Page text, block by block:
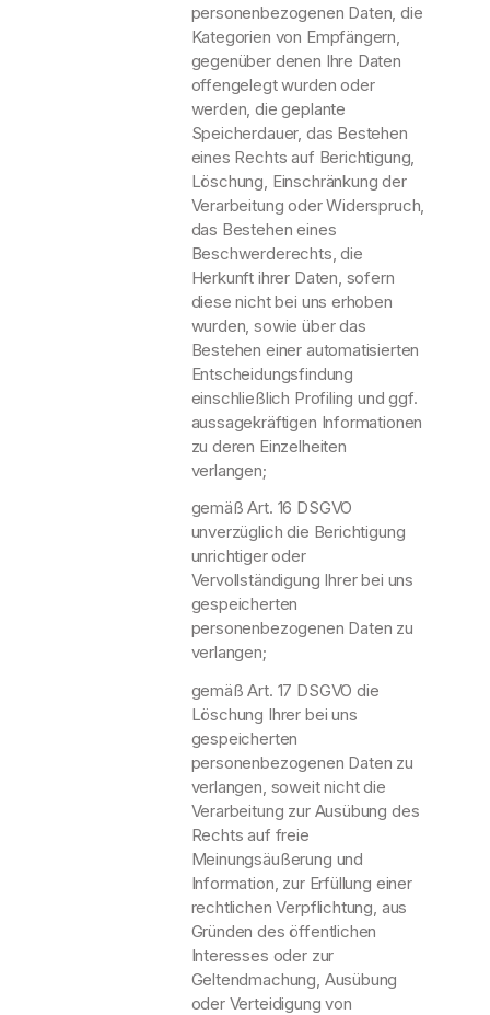
personenbezogenen Daten, die
Kategorien von Empfängern,
gegenüber denen Ihre Daten
offengelegt wurden oder
werden, die geplante
Speicherdauer, das Bestehen
eines Rechts auf Berichtigung,
Löschung, Einschränkung der
Verarbeitung oder Widerspruch,
das Bestehen eines
Beschwerderechts, die
Herkunft ihrer Daten, sofern
diese nicht bei uns erhoben
wurden, sowie über das
Bestehen einer automatisierten
Entscheidungsfindung
einschließlich Profiling und ggf.
aussagekräftigen Informationen
zu deren Einzelheiten
verlangen;
gemäß Art. 16 DSGVO
unverzüglich die Berichtigung
unrichtiger oder
Vervollständigung Ihrer bei uns
gespeicherten
personenbezogenen Daten zu
verlangen;
gemäß Art. 17 DSGVO die
Löschung Ihrer bei uns
gespeicherten
personenbezogenen Daten zu
verlangen, soweit nicht die
Verarbeitung zur Ausübung des
Rechts auf freie
Meinungsäußerung und
Information, zur Erfüllung einer
rechtlichen Verpflichtung, aus
Gründen des öffentlichen
Interesses oder zur
Geltendmachung, Ausübung
oder Verteidigung von